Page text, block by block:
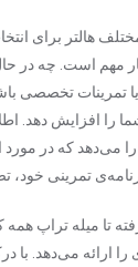
هالتر برای
مهم است. چه در
تمرینات تخصصی
را افزایش دهد.
می‌دهد که در مورد
تا میله تراپ همه
ارائه می‌دهد. با